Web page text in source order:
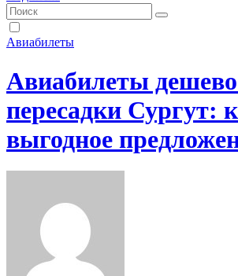
Авиабилеты
Авиабилеты дешево
пересадки Сургут:
выгодное